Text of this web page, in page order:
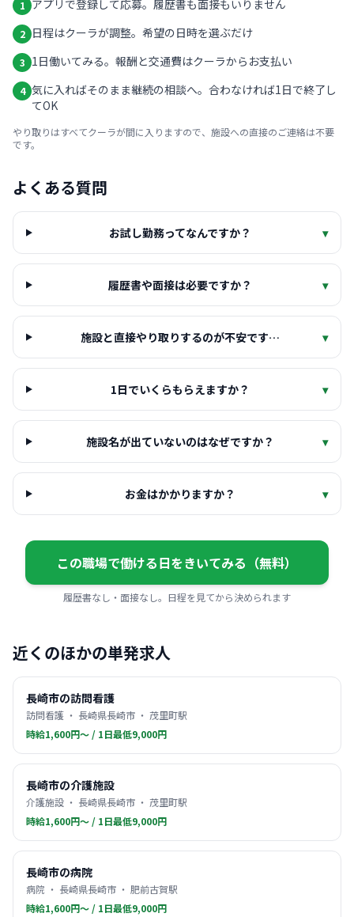
1 アプリで登録して応募。履歴書も面接もいりません
2 日程はクーラが調整。希望の日時を選ぶだけ
3 1日働いてみる。報酬と交通費はクーラからお支払い
4 気に入ればそのまま継続の相談へ。合わなければ1日で終了し
てOK
やり取りはすべてクーラが間に入りますので、施設への直接のご連絡は不要
です。
よくある質問
お試し勤務ってなんですか？ ▾
履歴書や面接は必要ですか？ ▾
施設と直接やり取りするのが不安です… ▾
1日でいくらもらえますか？ ▾
施設名が出ていないのはなぜですか？ ▾
お金はかかりますか？ ▾
この職場で働ける日をきいてみる（無料）
履歴書なし・面接なし。日程を見てから決められます
近くのほかの単発求人
長崎市の訪問看護
訪問看護 ・ 長崎県長崎市 ・ 茂里町駅
時給1,600円〜 / 1日最低9,000円
長崎市の介護施設
介護施設 ・ 長崎県長崎市 ・ 茂里町駅
時給1,600円〜 / 1日最低9,000円
長崎市の病院
病院 ・ 長崎県長崎市 ・ 肥前古賀駅
時給1,600円〜 / 1日最低9,000円